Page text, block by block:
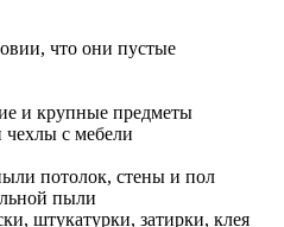
что они пустые
и крупные предметы
с мебели
потолок, стены и пол
пыли
штукатурки, затирки, клея